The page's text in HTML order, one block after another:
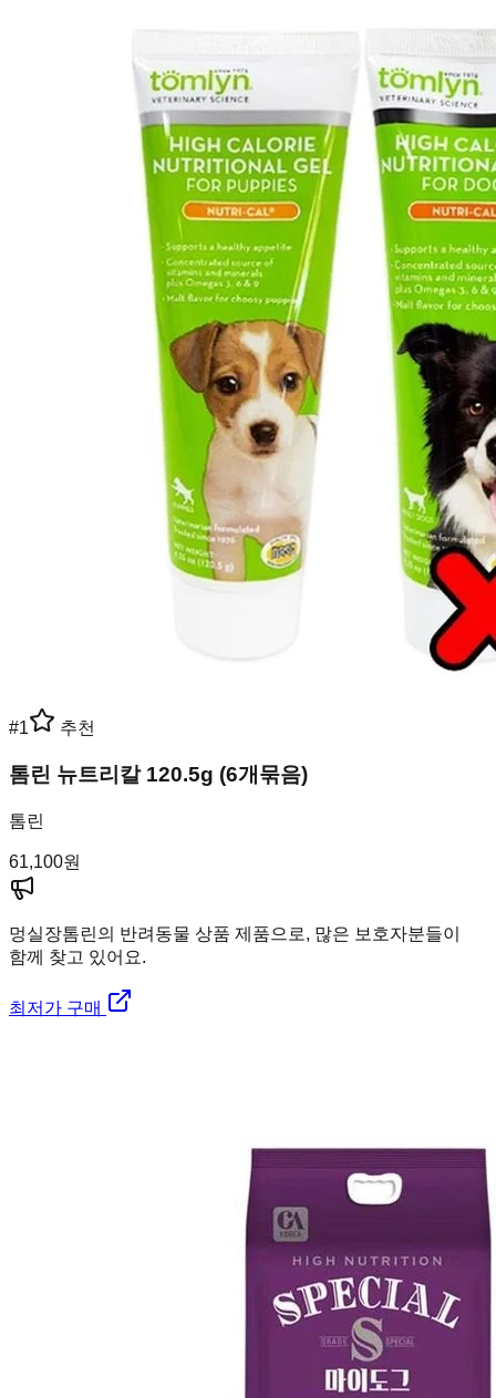
#1 추천
톰린 뉴트리칼 120.5g (6개묶음)
톰린
61,100원
멍실장톰린의 반려동물 상품 제품으로, 많은 보호자분들이
함께 찾고 있어요.
최저가 구매